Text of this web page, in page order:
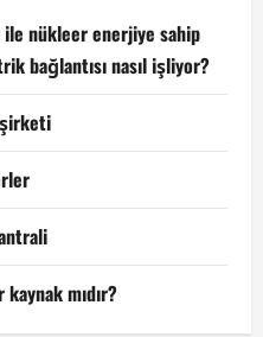
nükleer enerjiye sahip
bağlantısı nasıl işliyor?
şirketi
mıdır?